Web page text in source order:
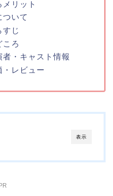
リット
ついて
すじ
ころ
・キャスト情報
・レビュー
表示